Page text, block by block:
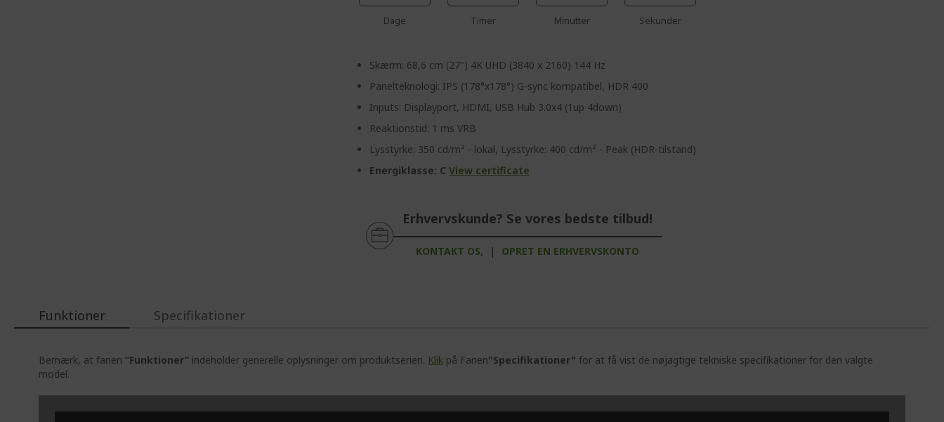
Dage Timer Minutter Sekunder
Skærm: 68,6 cm (27") 4K UHD (3840 x 2160) 144 Hz
Panelteknologi: IPS (178°x178°) G-sync kompatibel, HDR 400
Inputs: Displayport, HDMI, USB Hub 3.0x4 (1up 4down)
Reaktionstid: 1 ms VRB
Lysstyrke: 350 cd/m² - lokal, Lysstyrke: 400 cd/m² - Peak (HDR-tilstand)
Energiklasse: CView certificate
Erhvervskunde? Se vores bedste tilbud!
KONTAKT OS, | OPRET EN ERHVERVSKONTO
Funktioner
Bemærk, at fanen ”Funktioner” indeholder generelle oplysninger om produktserien. Klik på Fanen"Specifikationer" for at få vist de nøjagtige tekniske specifikationer for den valgte
model.
Specifikationer